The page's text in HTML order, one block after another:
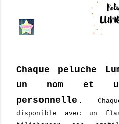
Chaque peluche
un nom et
personnelle.
disponible avec un